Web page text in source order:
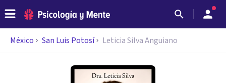
México San Luis Potosí Leticia Silva Anguiano